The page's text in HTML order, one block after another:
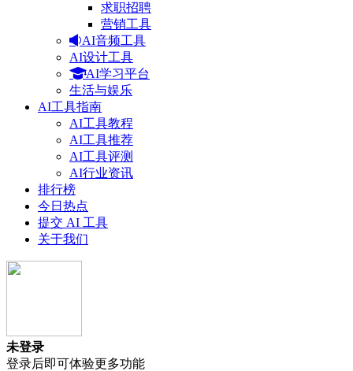
求职招聘
营销工具
AI音频工具
AI设计工具
AI学习平台
生活与娱乐
AI工具指南
AI工具教程
AI工具推荐
AI工具评测
AI行业资讯
排行榜
今日热点
提交 AI 工具
关于我们
未登录
登录后即可体验更多功能